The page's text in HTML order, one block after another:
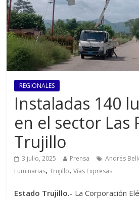
REGIONALES
Instaladas 140
en el sector Las
Trujillo
3 julio, 2025 Prensa Andrés
Luminarias,Trujillo,Vías Expresas
Estado Trujillo.- La Corporación